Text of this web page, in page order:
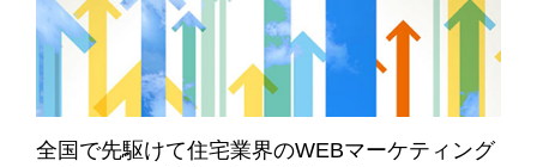
全国で先駆けて住宅業界のWEBマーケティング